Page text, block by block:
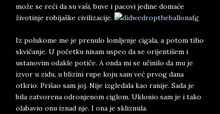
može se reći da su vaši, buve i pacovi jedine domaće
životinje robijaške civilizacije.
Iz polukome me je prenulo lomljenje cigala, a potom tiho
skvičanje. U početku nisam uspeo da se orijentišem i
ustanovim odakle potiče. A onda mi se učinilo da mu je
izvor u zidu, u blizini rupe koju sam već prvog dana
otkrio. Prišao sam joj. Nije izgledala kao ranije. Sada je
bila zatvorena odronjenom ciglom. Uklonio sam je i tako
olabavio onu iznad nje. I ona je skliznula.